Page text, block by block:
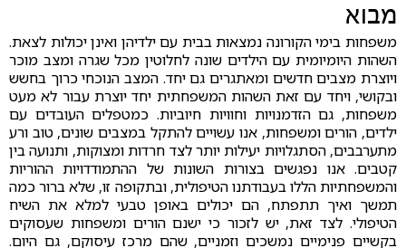
מבוא
משפחות בימי הקורונה נמצאות בבית עם ילדיהן ואינן יכולות לצאת.
השהות היומיומית עם הילדים שונה לחלוטין מכל שגרה ומצב מוכר
ויוצרת מצבים חדשים ומאתגרים גם יחד. המצב הנוכחי כרוך בחשש
ובקושי, ויחד עם זאת השהות המשפחתית יחד יוצרת עבור לא מעט
משפחות, גם הזדמנויות וחוויות חיוביות. כמטפלים העובדים עם
ילדים, הורים ומשפחות, אנו עשויים להתקל במצבים שונים, טוב ורע
מתערבבים, הסתגלויות יעילות יותר לצד חרדות ומצוקות, ותנועה בין
קטבים. אנו נפגשים בצורות השונות של ההתמודדויות ההוריות
והמשפחתיות הללו בעבודתנו הטיפולית, ובתקופה זו, שלא ברור כמה
תמשך ואיך תתפתח, הם יכולים באופן טבעי למלא את השיח
הטיפולי. לצד זאת, יש לזכור כי ישנם הורים ומשפחות שעסוקים
בקשיים פנימיים נמשכים וזמניים, שהם מרכז עיסוקם, גם היום.